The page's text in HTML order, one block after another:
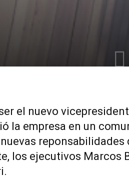
el nuevo
la empresa en un
reponsabilidades
los ejecutivos Marcos